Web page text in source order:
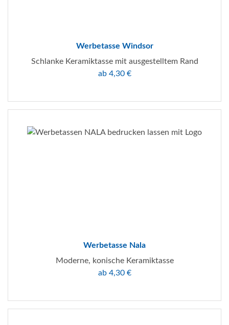
Werbetasse Windsor
Schlanke Keramiktasse mit ausgestelltem Rand
ab 4,30 €
Werbetasse Nala
Moderne, konische Keramiktasse
ab 4,30 €